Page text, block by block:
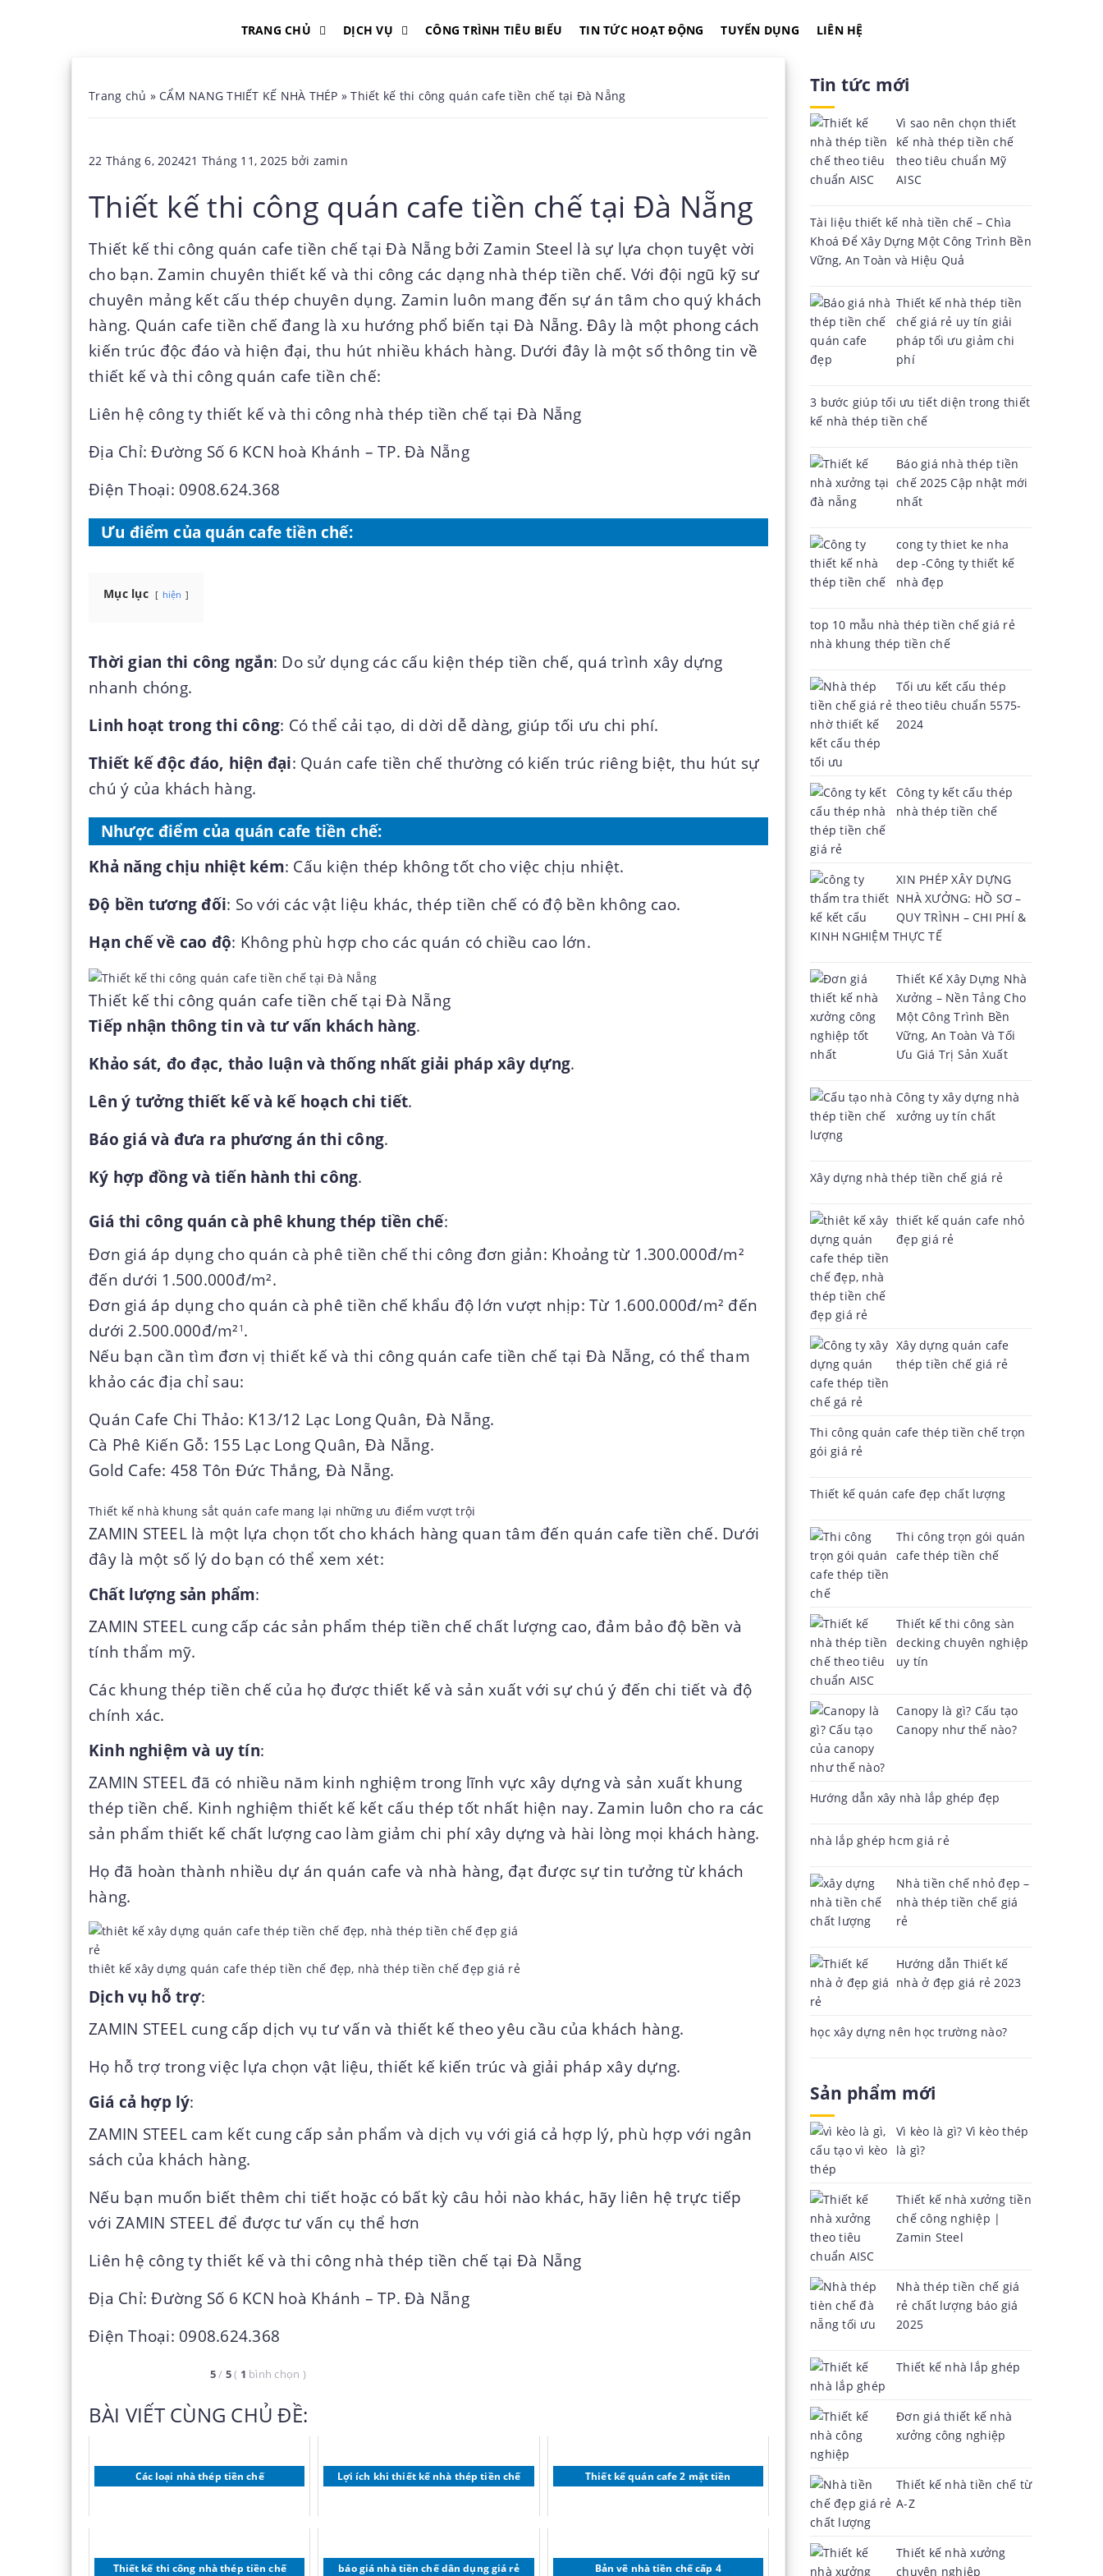
TRANG CHỦ DỊCH VỤ CÔNG TRÌNH TIÊU BIỂU TIN TỨC HOẠT ĐỘNG TUYỂN DỤNG LIÊN HỆ
Trang chủ » CẨM NANG THIẾT KẾ NHÀ THÉP »Thiết kế thi công quán cafe tiền chế tại Đà Nẵng
Đăng
22 Tháng 6, 202421 Tháng 11, 2025 bởi zamin
Thiết kế thi công quán cafe tiền chế tại Đà Nẵng
Thiết kế thi công quán cafe tiền chế tại Đà Nẵng bởi Zamin Steel là sự lựa chọn tuyệt vời
cho bạn. Zamin chuyên thiết kế và thi công các dạng nhà thép tiền chế. Với đội ngũ kỹ sư
chuyên mảng kết cấu thép chuyên dụng. Zamin luôn mang đến sự án tâm cho quý khách
hàng. Quán cafe tiền chế đang là xu hướng phổ biến tại Đà Nẵng. Đây là một phong cách
kiến trúc độc đáo và hiện đại, thu hút nhiều khách hàng. Dưới đây là một số thông tin về
thiết kế và thi công quán cafe tiền chế:
Liên hệ công ty thiết kế và thi công nhà thép tiền chế tại Đà Nẵng
Địa Chỉ: Đường Số 6 KCN hoà Khánh – TP. Đà Nẵng
Điện Thoại: 0908.624.368
Ưu điểm của quán cafe tiền chế:
Mục lục hiện
Thời gian thi công ngắn: Do sử dụng các cấu kiện thép tiền chế, quá trình xây dựng
nhanh chóng.
Linh hoạt trong thi công: Có thể cải tạo, di dời dễ dàng, giúp tối ưu chi phí.
Thiết kế độc đáo, hiện đại: Quán cafe tiền chế thường có kiến trúc riêng biệt, thu hút sự
chú ý của khách hàng.
Nhược điểm của quán cafe tiền chế:
Khả năng chịu nhiệt kém: Cấu kiện thép không tốt cho việc chịu nhiệt.
Độ bền tương đối: So với các vật liệu khác, thép tiền chế có độ bền không cao.
Hạn chế về cao độ: Không phù hợp cho các quán có chiều cao lớn.
Thiết kế thi công quán cafe tiền chế tại Đà Nẵng
Tiếp nhận thông tin và tư vấn khách hàng.
Khảo sát, đo đạc, thảo luận và thống nhất giải pháp xây dựng.
Lên ý tưởng thiết kế và kế hoạch chi tiết.
Báo giá và đưa ra phương án thi công.
Ký hợp đồng và tiến hành thi công.
Giá thi công quán cà phê khung thép tiền chế:
Đơn giá áp dụng cho quán cà phê tiền chế thi công đơn giản: Khoảng từ 1.300.000đ/m²
đến dưới 1.500.000đ/m².
Đơn giá áp dụng cho quán cà phê tiền chế khẩu độ lớn vượt nhịp: Từ 1.600.000đ/m² đến
dưới 2.500.000đ/m² 1 .
Nếu bạn cần tìm đơn vị thiết kế và thi công quán cafe tiền chế tại Đà Nẵng, có thể tham
khảo các địa chỉ sau:
Quán Cafe Chi Thảo: K13/12 Lạc Long Quân, Đà Nẵng.
Cà Phê Kiến Gỗ: 155 Lạc Long Quân, Đà Nẵng.
Gold Cafe: 458 Tôn Đức Thắng, Đà Nẵng.
Thiết kế nhà khung sắt quán cafe mang lại những ưu điểm vượt trội
ZAMIN STEEL là một lựa chọn tốt cho khách hàng quan tâm đến quán cafe tiền chế. Dưới
đây là một số lý do bạn có thể xem xét:
Chất lượng sản phẩm:
ZAMIN STEEL cung cấp các sản phẩm thép tiền chế chất lượng cao, đảm bảo độ bền và
tính thẩm mỹ.
Các khung thép tiền chế của họ được thiết kế và sản xuất với sự chú ý đến chi tiết và độ
chính xác.
Kinh nghiệm và uy tín:
ZAMIN STEEL đã có nhiều năm kinh nghiệm trong lĩnh vực xây dựng và sản xuất khung
thép tiền chế. Kinh nghiệm thiết kế kết cấu thép tốt nhất hiện nay. Zamin luôn cho ra các
sản phẩm thiết kế chất lượng cao làm giảm chi phí xây dựng và hài lòng mọi khách hàng.
Họ đã hoàn thành nhiều dự án quán cafe và nhà hàng, đạt được sự tin tưởng từ khách
hàng.
thiêt kế xây dựng quán cafe thép tiền chế đẹp, nhà thép tiền chế đẹp giá rẻ
Dịch vụ hỗ trợ:
ZAMIN STEEL cung cấp dịch vụ tư vấn và thiết kế theo yêu cầu của khách hàng.
Họ hỗ trợ trong việc lựa chọn vật liệu, thiết kế kiến trúc và giải pháp xây dựng.
Giá cả hợp lý:
ZAMIN STEEL cam kết cung cấp sản phẩm và dịch vụ với giá cả hợp lý, phù hợp với ngân
sách của khách hàng.
Nếu bạn muốn biết thêm chi tiết hoặc có bất kỳ câu hỏi nào khác, hãy liên hệ trực tiếp
với ZAMIN STEEL để được tư vấn cụ thể hơn
Liên hệ công ty thiết kế và thi công nhà thép tiền chế tại Đà Nẵng
Địa Chỉ: Đường Số 6 KCN hoà Khánh – TP. Đà Nẵng
Điện Thoại: 0908.624.368
5/ 5( 1 bình chọn )
BÀI VIẾT CÙNG CHỦ ĐỀ:
Các loại nhà thép tiền chế Lợi ích khi thiết kế nhà thép tiền chế Thiết kế quán cafe 2 mặt tiền
Thiết kế thi công nhà thép tiền chế
báo giá nhà tiền chế dân dụng giá rẻ Bản vẽ nhà tiền chế cấp 4
Tin tức mới
Vì sao nên chọn thiết
kế nhà thép tiền chế
theo tiêu chuẩn Mỹ
AISC
Tài liệu thiết kế nhà tiền chế – Chìa
Khoá Để Xây Dựng Một Công Trình Bền
Vững, An Toàn và Hiệu Quả
Thiết kế nhà thép tiền
chế giá rẻ uy tín giải
pháp tối ưu giảm chi
phí
3 bước giúp tối ưu tiết diện trong thiết
kế nhà thép tiền chế
Báo giá nhà thép tiền
chế 2025 Cập nhật mới
nhất
cong ty thiet ke nha
dep -Công ty thiết kế
nhà đẹp
top 10 mẫu nhà thép tiền chế giá rẻ
nhà khung thép tiền chế
Tối ưu kết cấu thép
theo tiêu chuẩn 5575-
2024
Công ty kết cấu thép
nhà thép tiền chế
XIN PHÉP XÂY DỰNG
NHÀ XƯỞNG: HỒ SƠ –
QUY TRÌNH – CHI PHÍ &
KINH NGHIỆM THỰC TẾ
Thiết Kế Xây Dựng Nhà
Xưởng – Nền Tảng Cho
Một Công Trình Bền
Vững, An Toàn Và Tối
Ưu Giá Trị Sản Xuất
Công ty xây dựng nhà
xưởng uy tín chất
lượng
Xây dựng nhà thép tiền chế giá rẻ
thiết kế quán cafe nhỏ
đẹp giá rẻ
Xây dựng quán cafe
thép tiền chế giá rẻ
Thi công quán cafe thép tiền chế trọn
gói giá rẻ
Thiết kế quán cafe đẹp chất lượng
Thi công trọn gói quán
cafe thép tiền chế
Thiết kế thi công sàn
decking chuyên nghiệp
uy tín
Canopy là gì? Cấu tạo
Canopy như thế nào?
Hướng dẫn xây nhà lắp ghép đẹp
nhà lắp ghép hcm giá rẻ
Nhà tiền chế nhỏ đẹp –
nhà thép tiền chế giá
rẻ
Hướng dẫn Thiết kế
nhà ở đẹp giá rẻ 2023
học xây dựng nên học trường nào?
Sản phẩm mới
Vì kèo là gì? Vì kèo thép
là gì?
Thiết kế nhà xưởng tiền
chế công nghiệp |
Zamin Steel
Nhà thép tiền chế giá
rẻ chất lượng báo giá
2025
Thiết kế nhà lắp ghép
Đơn giá thiết kế nhà
xưởng công nghiệp
Thiết kế nhà tiền chế từ
A-Z
Thiết kế nhà xưởng
chuyên nghiệp